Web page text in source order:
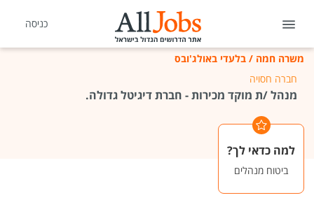
כניסה
משרה חמה / בלעדי באולג'ובס
חברה חסויה
מנהל /ת מוקד מכירות - חברת דיגיטל גדולה.
למה כדאי לך?
ביטוח מנהלים